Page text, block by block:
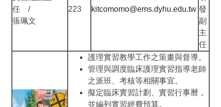
任 /
張珮文
223 kitcomomo@ems.dyhu.edu.tw 發
副
主
任
護理實習教學工作之策畫與督導。
管理與調度臨床護理實習指導老師
之派班、考核等相關事宜。
擬定臨床實習計劃、實習行事曆，
並編列實習經費預算。